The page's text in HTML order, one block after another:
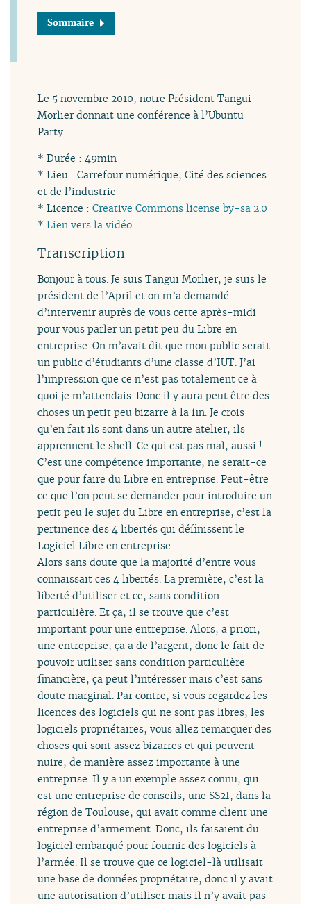
Sommaire
Le 5 novembre 2010, notre Président Tangui
Morlier donnait une conférence à l’Ubuntu
Party.
* Durée : 49min
* Lieu : Carrefour numérique, Cité des sciences
et de l’industrie
* Licence :Creative Commons license by-sa 2.0
*Lien vers la vidéo
Transcription
Bonjour à tous. Je suis Tangui Morlier, je suis le
président de l’April et on m’a demandé
d’intervenir auprès de vous cette après-midi
pour vous parler un petit peu du Libre en
entreprise. On m’avait dit que mon public serait
un public d’étudiants d’une classe d’IUT. J’ai
l’impression que ce n’est pas totalement ce à
quoi je m’attendais. Donc il y aura peut être des
choses un petit peu bizarre à la fin. Je crois
qu’en fait ils sont dans un autre atelier, ils
apprennent le shell. Ce qui est pas mal, aussi !
C’est une compétence importante, ne serait-ce
que pour faire du Libre en entreprise. Peut-être
ce que l’on peut se demander pour introduire un
petit peu le sujet du Libre en entreprise, c’est la
pertinence des 4 libertés qui définissent le
Logiciel Libre en entreprise.
Alors sans doute que la majorité d’entre vous
connaissait ces 4 libertés. La première, c’est la
liberté d’utiliser et ce, sans condition
particulière. Et ça, il se trouve que c’est
important pour une entreprise. Alors, a priori,
une entreprise, ça a de l’argent, donc le fait de
pouvoir utiliser sans condition particulière
financière, ça peut l’intéresser mais c’est sans
doute marginal. Par contre, si vous regardez les
licences des logiciels qui ne sont pas libres, les
logiciels propriétaires, vous allez remarquer des
choses qui sont assez bizarres et qui peuvent
nuire, de manière assez importante à une
entreprise. Il y a un exemple assez connu, qui
est une entreprise de conseils, une SS2I, dans la
région de Toulouse, qui avait comme client une
entreprise d’armement. Donc, ils faisaient du
logiciel embarqué pour fournir des logiciels à
l’armée. Il se trouve que ce logiciel-là utilisait
une base de données propriétaire, donc il y avait
une autorisation d’utiliser mais il n’y avait pas